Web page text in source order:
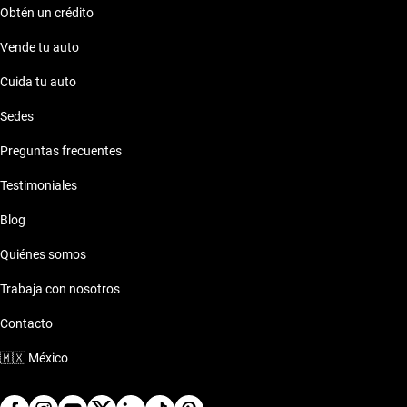
Obtén un crédito
Vende tu auto
Cuida tu auto
Sedes
Preguntas frecuentes
Testimoniales
Blog
Quiénes somos
Trabaja con nosotros
Contacto
🇲🇽 México